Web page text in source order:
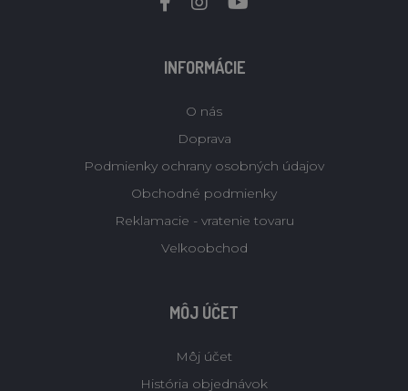
INFORMÁCIE
O nás
Doprava
Podmienky ochrany osobných údajov
Obchodné podmienky
Reklamacie - vratenie tovaru
Velkoobchod
MÔJ ÚČET
Môj účet
História objednávok